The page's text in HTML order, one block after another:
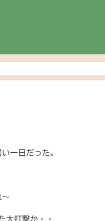
一日だった。
～
大打撃か・・